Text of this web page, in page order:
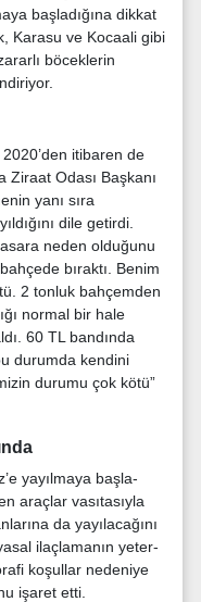
başladığına dikkat
Karasu ve Kocaali gibi
bö­ceklerin
itibaren de
Ziraat Odası Baş­kanı
yanı sıra
dile getirdi.
neden olduğunu
bıraktı. Be­nim
2 tonluk bah­çemden
nor­mal bir hale
60 TL bandında
durum­da kendini
du­rumu çok kötü”
yayılmaya başla­
araçlar vasıtasıyla
da yayılacağını
ilaçlamanın yeter­
koşullar nedeniye
işaret etti.